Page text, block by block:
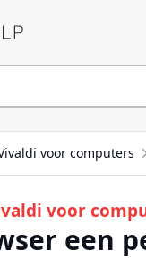
voor computers
voor
een